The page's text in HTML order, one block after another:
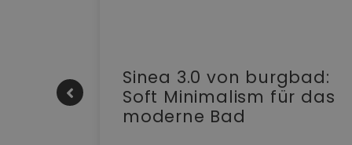
Sinea 3.0 von burgbad:
Soft Minimalism für das
moderne Bad